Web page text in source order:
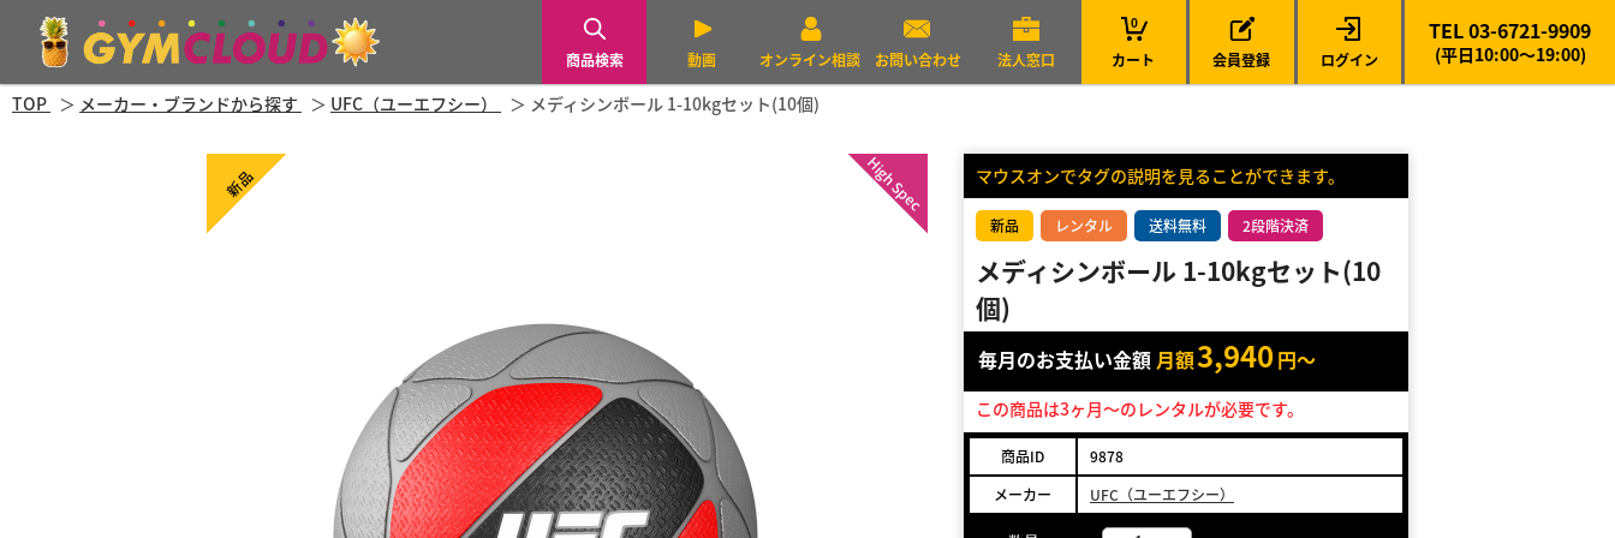
商品検索 動画 オンライン相談 お問い合わせ 法人窓口 カート
0
会員登録 ログイン
TEL 03-6721-9909
(平日10:00～19:00)
TOP メーカー・ブランドから探す UFC（ユーエフシー） メディシンボール 1-10kgセット(10個)
High Spec
新品 マウスオンでタグの説明を見ることができます。
新品 レンタル 送料無料 2段階決済
メディシンボール 1-10kgセット(10
個)
毎月のお支払い金額 月額3,940 円～
この商品は3ヶ月～のレンタルが必要です。
商品ID
9878
メーカー
UFC（ユーエフシー）